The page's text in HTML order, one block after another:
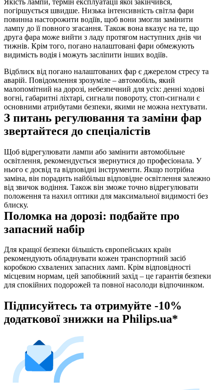
погіршується швидше. Низька інтенсивність світла фари
повинна насторожити водіїв, щоб вони змогли замінити
лампу до її повного згасання. Також вона вказує на те, що
друга фара може вийти з ладу протягом наступних днів чи
тижнів. Крім того, погано налаштовані фари обмежують
видимість водія і можуть засліпити інших водіїв.
Відблиск від погано налаштованих фар є джерелом стресу та
аварій. Повідомлення зрозуміле – автомобіль, який
малопомітний на дорозі, небезпечний для усіх: денні ходові
вогні, габаритні ліхтарі, сигнали повороту, стоп-сигнали є
основними атрибутами безпеки, якими не можна нехтувати.
З питань регулювання та заміни фар
звертайтеся до спеціалістів
Щоб відрегулювати лампи або замінити автомобільне
освітлення, рекомендується звернутися до професіонала. У
нього є досвід та відповідні інструменти. Якщо потрібна
заміна, він порадить найбільш відповідне освітлення залежно
від звичок водіння. Також він зможе точно відрегулювати
положення та нахил оптики для максимальної видимості без
блиску.
Поломка на дорозі: подбайте про
запасний набір
Для кращої безпеки більшість європейських країн
рекомендують обладнувати кожен транспортний засіб
коробкою схвалених запасних ламп. Крім відповідності
місцевим нормам, цей запобіжний захід – це гарантія безпеки
для спокійних подорожей та повної насолоди відпочинком.
Підписуйтесь та отримуйте -10%
додаткової знижки на Philips.ua*